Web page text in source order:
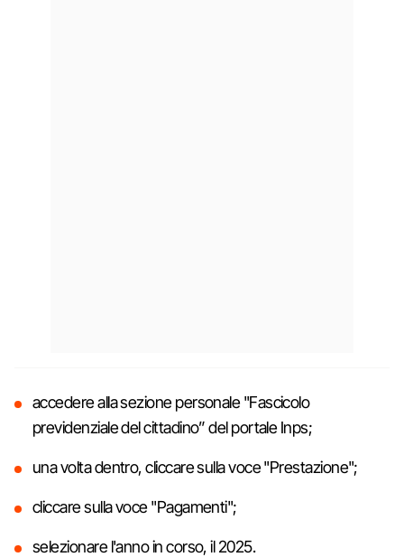
accedere alla sezione personale "Fascicolo
previdenziale del cittadino” del portale Inps;
una volta dentro, cliccare sulla voce "Prestazione";
cliccare sulla voce "Pagamenti";
selezionare l'anno in corso, il 2025.